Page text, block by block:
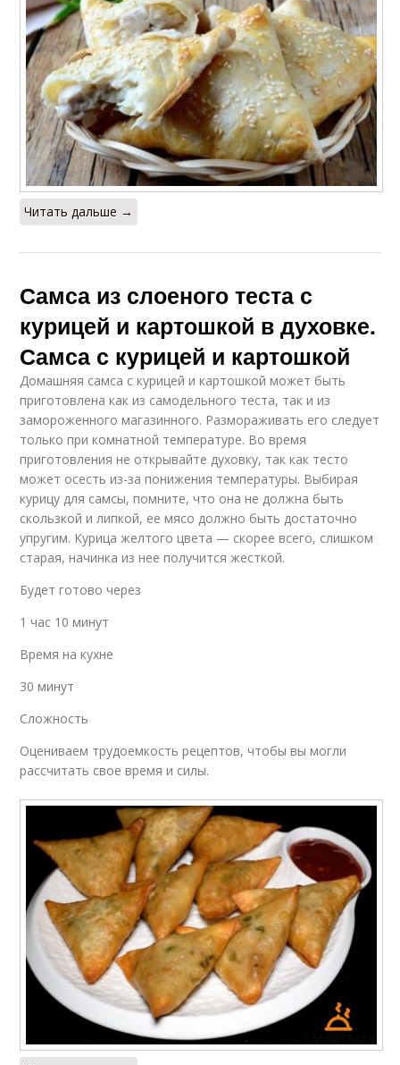
Читать дальше →
Самса из слоеного теста с
курицей и картошкой в духовке.
Самса с курицей и картошкой
Домашняя самса с курицей и картошкой может быть
приготовлена как из самодельного теста, так и из
замороженного магазинного. Размораживать его следует
только при комнатной температуре. Во время
приготовления не открывайте духовку, так как тесто
может осесть из-за понижения температуры. Выбирая
курицу для самсы, помните, что она не должна быть
скользкой и липкой, ее мясо должно быть достаточно
упругим. Курица желтого цвета — скорее всего, слишком
старая, начинка из нее получится жесткой.
Будет готово через
1 час 10 минут
Время на кухне
30 минут
Сложность
Оцениваем трудоемкость рецептов, чтобы вы могли
рассчитать свое время и силы.